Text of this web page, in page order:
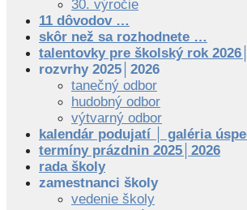
30. výročie
11 dôvodov …
skôr než sa rozhodnete …
talentovky pre školský rok
rozvrhy 2025│2026
tanečný odbor
hudobný odbor
výtvarný odbor
kalendár podujatí │ galéria
termíny prázdnin 2025│2026
rada školy
zamestnanci školy
vedenie školy